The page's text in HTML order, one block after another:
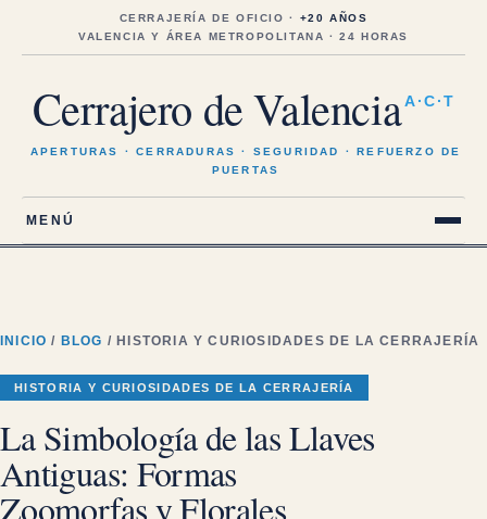
CERRAJERÍA DE OFICIO · +20 AÑOS
VALENCIA Y ÁREA METROPOLITANA · 24 HORAS
Cerrajero de Valencia A·C·T
APERTURAS · CERRADURAS · SEGURIDAD · REFUERZO DE
PUERTAS
MENÚ
INICIO / BLOG / HISTORIA Y CURIOSIDADES DE LA CERRAJERÍA
HISTORIA Y CURIOSIDADES DE LA CERRAJERÍA
La Simbología de las Llaves
Antiguas: Formas
Zoomorfas y Florales